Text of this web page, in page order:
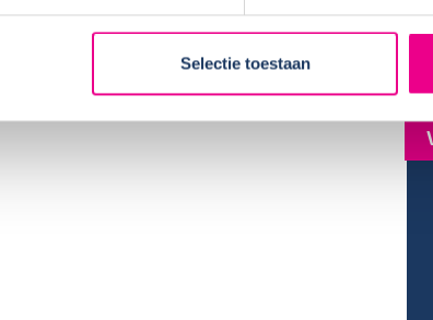
Selectie toestaan